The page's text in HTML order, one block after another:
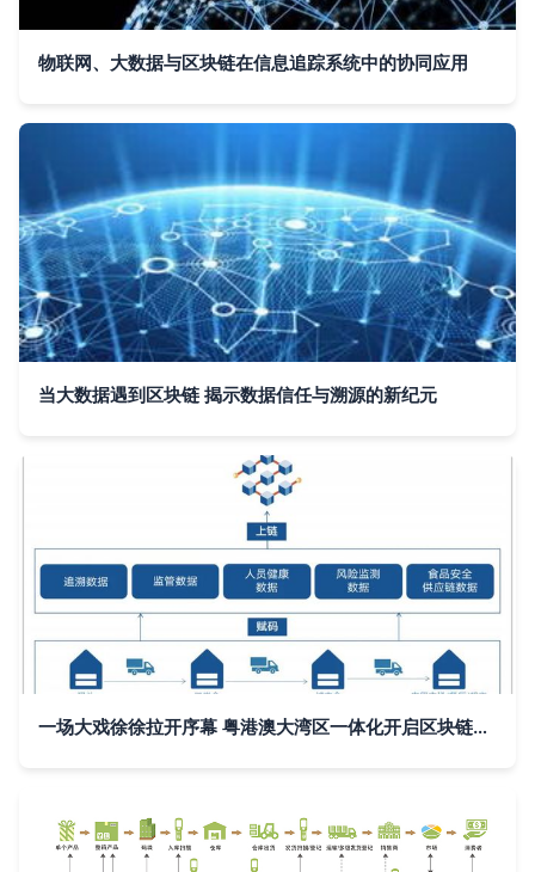
物联网、大数据与区块链在信息追踪系统中的协同应用
当大数据遇到区块链 揭示数据信任与溯源的新纪元
一场大戏徐徐拉开序幕 粤港澳大湾区一体化开启区块链新时代